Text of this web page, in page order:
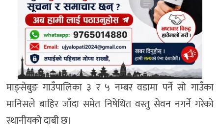
माङ्सेबुङ गाउँपालिका ३ र ५ नम्बर वडामा पर्ने सो गाउँका
मानिसले बाहिर जाँदा समेत निषेधित वस्तु सेवन नगर्ने गरेको
स्थानीयको दाबी छ।